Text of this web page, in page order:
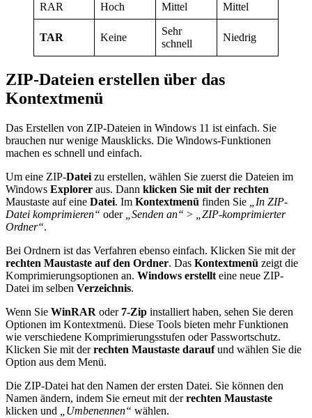
RAR Hoch Mittel Mittel
TAR Keine
Sehr
schnell
Niedrig
ZIP-Dateien erstellen über das
Kontextmenü
Das Erstellen von ZIP-Dateien in Windows 11 ist einfach. Sie
brauchen nur wenige Mausklicks. Die Windows-Funktionen
machen es schnell und einfach.
Um eine ZIP-Datei zu erstellen, wählen Sie zuerst die Dateien im
Windows Explorer aus. Dann klicken Sie mit der rechten
Maustaste auf eine Datei. Im Kontextmenü finden Sie
„In ZIP-
Datei komprimieren“ oder „Senden an“ >
„ZIP-komprimierter
Ordner“.
Bei Ordnern ist das Verfahren ebenso einfach. Klicken Sie mit der
rechten Maustaste auf den Ordner. Das Kontextmenü zeigt die
Komprimierungsoptionen an. Windows erstellt eine neue ZIP-
Datei im selben Verzeichnis.
Wenn Sie WinRAR oder 7-Zip installiert haben, sehen Sie deren
Optionen im Kontextmenü. Diese Tools bieten mehr Funktionen
wie verschiedene Komprimierungsstufen oder Passwortschutz.
Klicken Sie mit derrechten Maustaste daraufund wählen Sie die
Option aus dem Menü.
Die ZIP-Datei hat den Namen der ersten Datei. Sie können den
Namen ändern, indem Sie erneut mit derrechten Maustaste
klicken und
„Umbenennen“ wählen.